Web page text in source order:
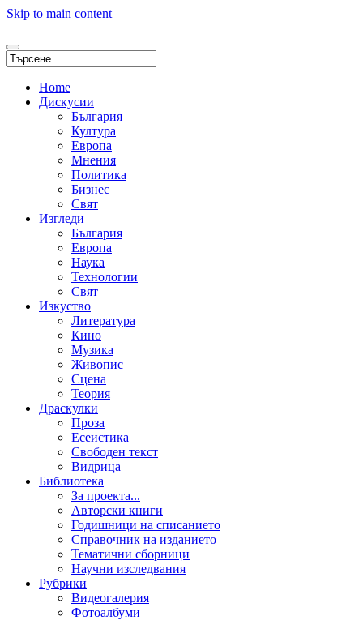
Skip to main content
Home
Дискусии
България
Култура
Европа
Мнения
Политика
Бизнес
Свят
Изгледи
България
Европа
Наука
Технологии
Свят
Изкуство
Литература
Кино
Музика
Живопис
Сцена
Теория
Драскулки
Проза
Есеистика
Свободен текст
Видрица
Библиотека
За проекта...
Авторски книги
Годишници на списанието
Справочник на изданието
Тематични сборници
Научни изследвания
Рубрики
Видеогалерия
Фотоалбуми